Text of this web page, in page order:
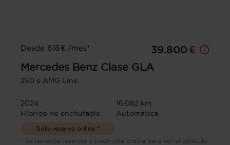
Desde 618 € /mes*
39.800 €
Mercedes Benz Clase GLA
250 e AMG Line
2024
16.082 km
Híbrido no enchufable
Automática
Sólo reserva online *
* Se necesita reservar y pedir cita previa para ver el vehículo